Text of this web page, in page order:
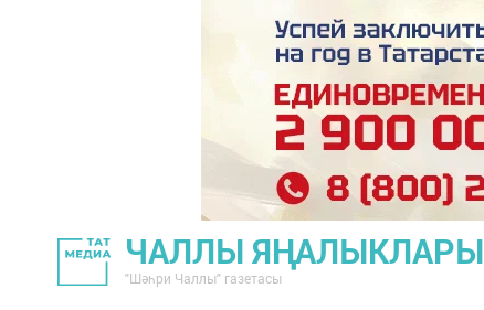
ЧАЛЛЫ ЯҢАЛЫКЛАРЫ
"Шәһри Чаллы" газетасы